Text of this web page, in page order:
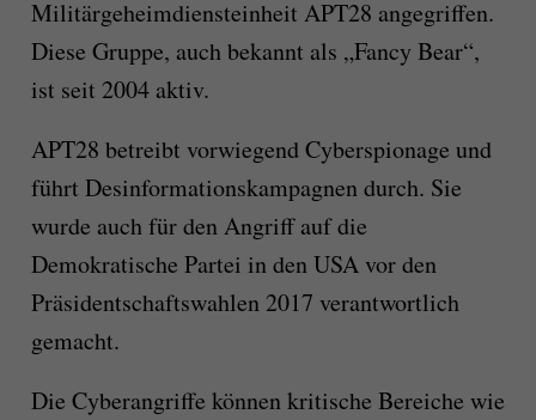
Militärgeheimdiensteinheit APT28 angegriffen.
Diese Gruppe, auch bekannt als „Fancy Bear“,
ist seit 2004 aktiv.
APT28 betreibt vorwiegend Cyberspionage und
führt Desinformationskampagnen durch. Sie
wurde auch für den Angriff auf die
Demokratische Partei in den USA vor den
Präsidentschaftswahlen 2017 verantwortlich
gemacht.
Die Cyberangriffe können kritische Bereiche wie